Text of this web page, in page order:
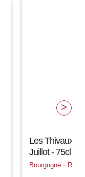
Les Thivaux
Juillot - 75cl
Bourgogne - Rully